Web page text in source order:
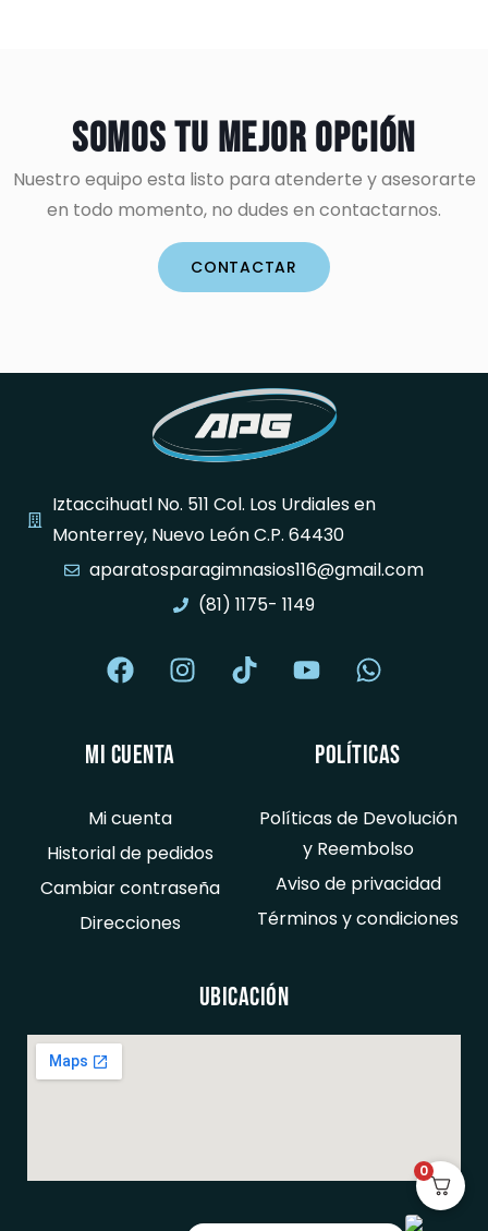
Somos tu mejor opción
Nuestro equipo esta listo para atenderte y asesorarte
en todo momento, no dudes en contactarnos.
CONTACTAR
Iztaccihuatl No. 511 Col. Los Urdiales en
Monterrey, Nuevo León C.P. 64430
aparatosparagimnasios116@gmail.com
(81) 1175- 1149
Mi cuenta
Mi cuenta
Historial de pedidos
Cambiar contraseña
Direcciones
Políticas
Políticas de Devolución
y Reembolso
Aviso de privacidad
Términos y condiciones
Ubicación
0